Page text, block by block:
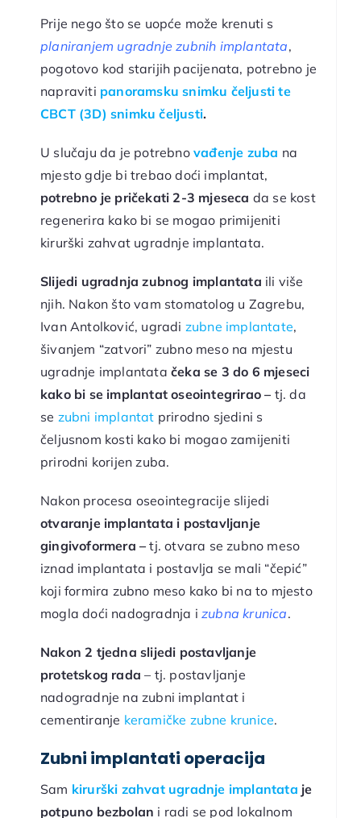
Prije nego što se uopće može krenuti s
planiranjem ugradnje zubnih implantata,
pogotovo kod starijih pacijenata, potrebno je
napraviti panoramsku snimku čeljusti te
CBCT (3D) snimku čeljusti.
U slučaju da je potrebno vađenje zuba na
mjesto gdje bi trebao doći implantat,
potrebno je pričekati 2-3 mjeseca da se kost
regenerira kako bi se mogao primijeniti
kirurški zahvat ugradnje implantata.
Slijedi ugradnja zubnog implantata ili više
njih. Nakon što vam stomatolog u Zagrebu,
Ivan Antolković, ugradi zubne implantate,
šivanjem “zatvori” zubno meso na mjestu
ugradnje implantata čeka se 3 do 6 mjeseci
kako bi se implantat oseointegrirao – tj. da
se zubni implantat prirodno sjedini s
čeljusnom kosti kako bi mogao zamijeniti
prirodni korijen zuba.
Nakon procesa oseointegracije slijedi
otvaranje implantata i postavljanje
gingivoformera – tj. otvara se zubno meso
iznad implantata i postavlja se mali “čepić”
koji formira zubno meso kako bi na to mjesto
mogla doći nadogradnja i zubna krunica.
Nakon 2 tjedna slijedi postavljanje
protetskog rada– tj. postavljanje
nadogradnje na zubni implantat i
cementiranje keramičke zubne krunice.
Zubni implantati operacija
Sam kirurški zahvat ugradnje implantata je
potpuno bezbolan i radi se pod lokalnom